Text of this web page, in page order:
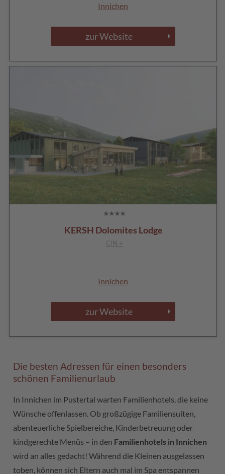
Innichen
zur Website
KERSH Dolomites Lodge
CIN +
Innichen
zur Website
Die besten Adressen für einen besonders
schönen Familienurlaub
In Innichen im Pustertal warten Familienhotels, die keine
Wünsche offenlassen. Ob großzügige Familiensuiten,
abenteuerliche Spielbereiche, Kinderbetreuung oder
kindgerechte Menüs – in den Familienhotels in Innichen
wird an alles gedacht! Während die Kleinen ausgelassen
toben, können sich Eltern auch mal im Spa entspannen